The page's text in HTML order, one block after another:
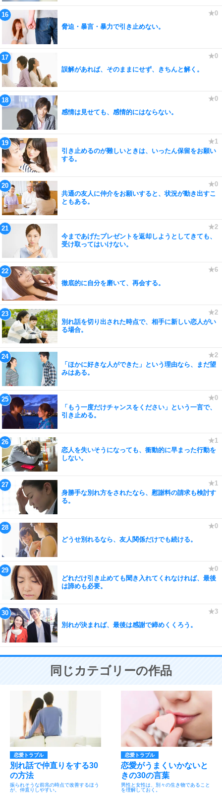
脅迫・暴言・暴力で引き止めない。
誤解があれば、そのままにせず、きちんと解く。
感情は見せても、感情的にはならない。
引き止めるのが難しいときは、いったん保留をお願い
する。
共通の友人に仲介をお願いすると、状況が動き出すこ
ともある。
今まであげたプレゼントを返却しようとしてきても、
受け取ってはいけない。
徹底的に自分を磨いて、再会する。
別れ話を切り出された時点で、相手に新しい恋人がい
る場合。
「ほかに好きな人ができた」という理由なら、まだ望
みはある。
「もう一度だけチャンスをください」という一言で、
引き止める。
恋人を失いそうになっても、衝動的に早まった行動を
しない。
身勝手な別れ方をされたなら、慰謝料の請求も検討す
る。
どうせ別れるなら、友人関係だけでも続ける。
どれだけ引き止めても聞き入れてくれなければ、最後
は諦めも必要。
別れが決まれば、最後は感謝で締めくくろう。
同じカテゴリーの作品
恋愛トラブル
別れ話で仲直りをする30
の方法
振られそうな前兆の時点で改善するほう
が、仲直りしやすい。
恋愛トラブル
恋愛がうまくいかないと
きの30の言葉
男性と女性は、別々の生き物であること
を理解しておく。